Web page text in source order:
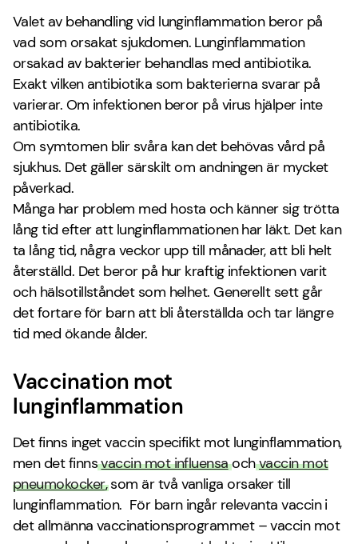
Valet av behandling vid lunginflammation beror på
vad som orsakat sjukdomen. Lunginflammation
orsakad av bakterier behandlas med antibiotika.
Exakt vilken antibiotika som bakterierna svarar på
varierar. Om infektionen beror på virus hjälper inte
antibiotika.
Om symtomen blir svåra kan det behövas vård på
sjukhus. Det gäller särskilt om andningen är mycket
påverkad.
Många har problem med hosta och känner sig trötta
lång tid efter att lunginflammationen har läkt. Det kan
ta lång tid, några veckor upp till månader, att bli helt
återställd. Det beror på hur kraftig infektionen varit
och hälsotillståndet som helhet. Generellt sett går
det fortare för barn att bli återställda och tar längre
tid med ökande ålder.
Vaccination mot
lunginflammation
Det finns inget vaccin specifikt mot lunginflammation,
men det finnsvaccin mot influensaochvaccin mot
pneumokocker, som är två vanliga orsaker till
lunginflammation. För barn ingår relevanta vaccin i
det allmänna vaccinationsprogrammet – vaccin mot